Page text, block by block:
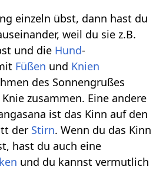
einzeln übst, dann hast du
weil du sie z.B.
und die Hund-
Füßen und Knien
des Sonnengrußes
zusammen. Eine andere
ist das Kinn auf den
der Stirn. Wenn du das Kinn
hast du auch eine
und du kannst vermutlich